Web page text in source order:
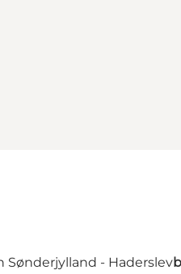
Sønderjylland - Haderslev